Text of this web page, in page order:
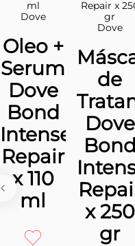
Dove
Oleo +
Serum
Dove
Bond
Intense
Repair
x 110
ml
Dove
de
Dove
Bond
x 250
gr